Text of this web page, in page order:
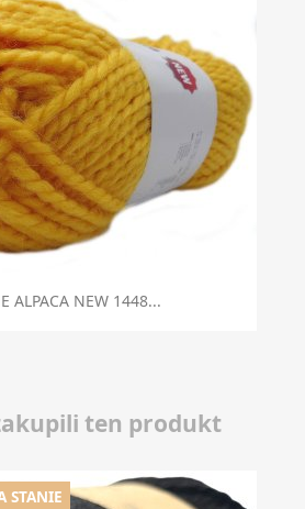
ALPACA NEW 1448...
ten produkt
STANIE